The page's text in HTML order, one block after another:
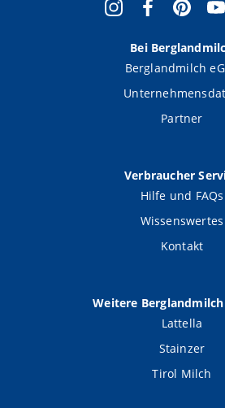
Bei
Berglandmilch
Partner
Verbraucher
Hilfe und FAQs
Wissenswertes
Kontakt
Weitere
Lattella
Stainzer
Tirol Milch